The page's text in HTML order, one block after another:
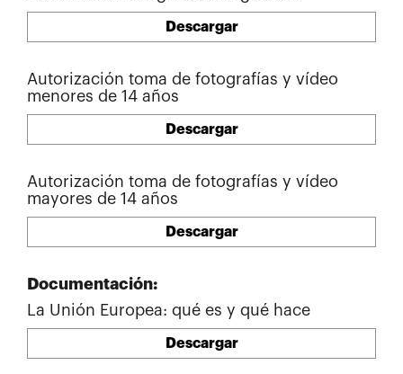
Descargar
Autorización toma de fotografías y vídeo
menores de 14 años
Descargar
Autorización toma de fotografías y vídeo
mayores de 14 años
Descargar
Documentación:
La Unión Europea: qué es y qué hace
Descargar